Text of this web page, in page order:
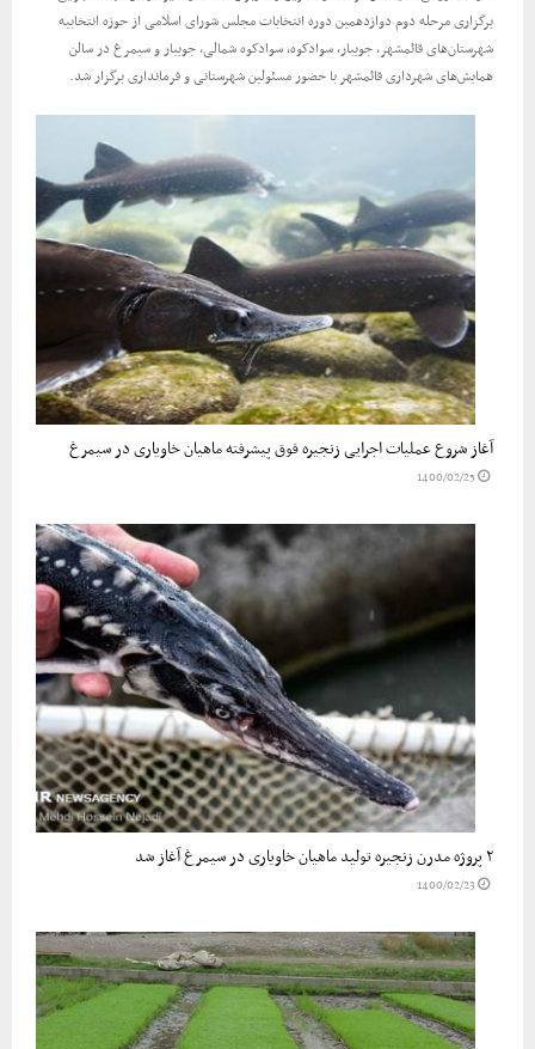
برگزاری مرحله دوم دوازدهمین دوره انتخابات مجلس شورای اسلامی از حوزه انتخابیه
شهرستان‌های قائمشهر، جویبار، سوادکوه، سوادکوه شمالی، جویبار و سیمرغ در سالن
همایش‌های شهرداری قائمشهر با حضور مسئولین شهرستانی و فرمانداری برگزار شد.
آغاز شروع عملیات اجرایی زنجیره فوق پیشرفته ماهیان خاویاری در سیمرغ
1400/02/25
۲ پروژه مدرن زنجیره تولید ماهیان خاویاری در سیمرغ آغاز شد
1400/02/23